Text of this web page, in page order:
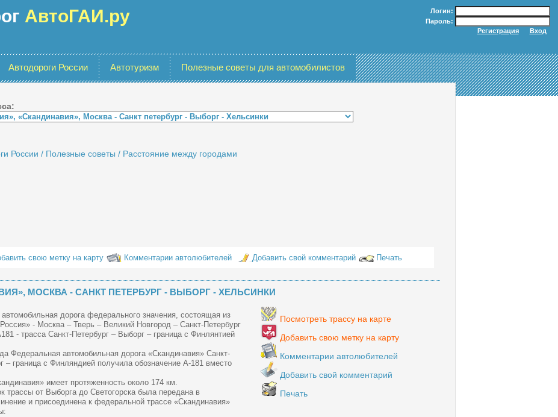
АвтоГАИ.ру
Логин:
Пароль:
Автодороги России Автотуризм Полезные советы для автомобилистов
России / Полезные советы / Расстояние между городами
свою метку на карту Комментарии автолюбителей Добавить свой комментарий Печать
МОСКВА - САНКТ ПЕТЕРБУРГ - ВЫБОРГ - ХЕЛЬСИНКИ
дорога федерального значения, состоящая из
- Москва – Тверь – Великий Новгород – Санкт-Петербург
- трасса Санкт-Петербург – Выборг – граница с Финлянтией
Федеральная автомобильная дорога «Скандинавия» Санкт-
– граница с Финляндией получила обозначение А-181 вместо
имеет протяженность около 174 км.
трассы от Выборга до Светогорска была передана в
и присоединена к федеральной трассе «Скандинавия»
Посмотреть трассу на карте
Добавить свою метку на карту
Комментарии автолюбителей
Добавить свой комментарий
Печать